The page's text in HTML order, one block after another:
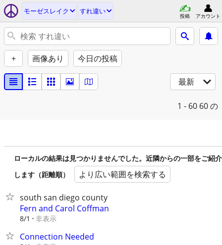
モーゼスレイク すれ違い
投稿 アカウント
+ 画像あり 今日の投稿
最新
1 - 60 60 の
ローカルの結果は見つかりませんでした。近隣からの一部をご紹介
します（距離順）
より広い範囲を検索する
south san diego county
Fern and Carol Coffman
8/1 非表示
Connection Needed